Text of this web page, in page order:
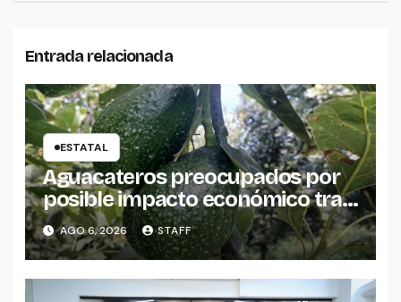
Entrada relacionada
ESTATAL
Aguacateros preocupados por
posible impacto económico tras
alerta de Estados Unidos
AGO 6, 2026 STAFF